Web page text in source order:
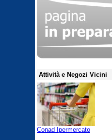
Attività e Negozi Vicini
Conad Ipermercato